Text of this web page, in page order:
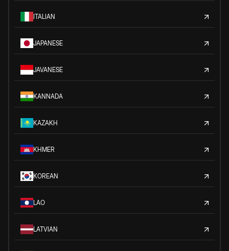
ITALIAN
JAPANESE
JAVANESE
KANNADA
KAZAKH
KHMER
KOREAN
LAO
LATVIAN